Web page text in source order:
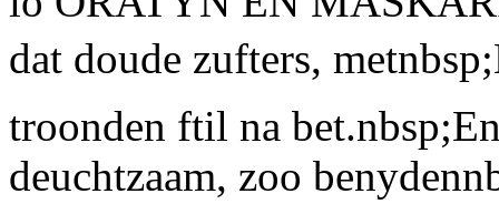
dat doude zufters,
troonden ftil na
deuchtzaam, zoo